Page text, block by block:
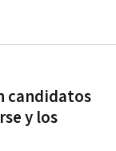
candidatos
y los